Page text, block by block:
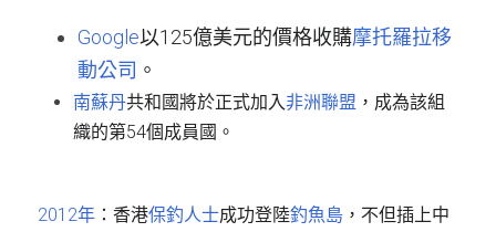
Google以125億美元的價格收購摩托羅拉移
動公司 。
南蘇丹共和國將於正式加入非洲聯盟 ，成為該組
織的第54個成員國。
2012年 ：香港保釣人士成功登陸釣魚島 ，不但插上中